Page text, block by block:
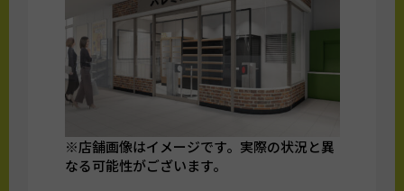
※店舗画像はイメージです。実際の状況と異
なる可能性がございます。